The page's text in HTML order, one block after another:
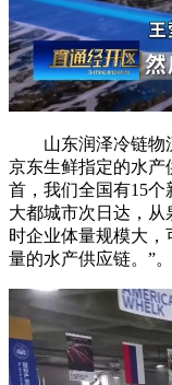
山东润泽冷链物流
京东生鲜指定的水产
首，我们全国有15个
大都城市次日达，从
时企业体量规模大
量的水产供应链。”。